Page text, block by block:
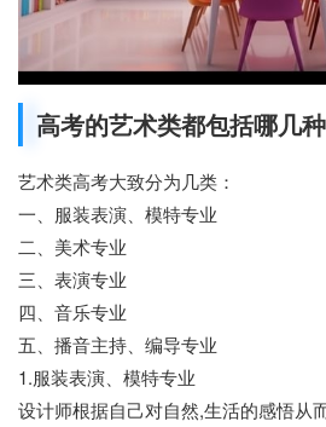
高考的艺术类都包括哪几种
艺术类高考大致分为几类：
一、服装表演、模特专业
二、美术专业
三、表演专业
四、音乐专业
五、播音主持、编导专业
1.服装表演、模特专业
设计师根据自己对自然,生活的感悟从